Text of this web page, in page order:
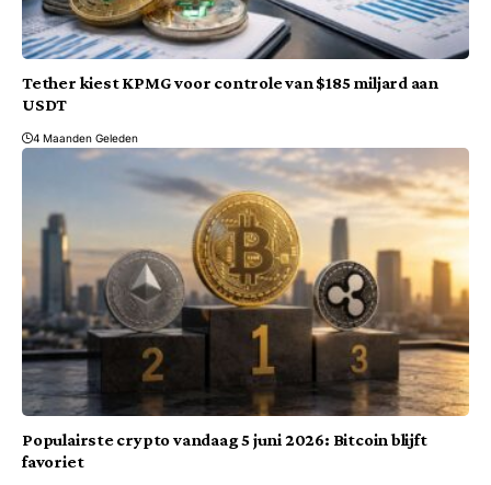
Tether kiest KPMG voor controle van $185 miljard aan
USDT
4 Maanden Geleden
Populairste crypto vandaag 5 juni 2026: Bitcoin blijft
favoriet